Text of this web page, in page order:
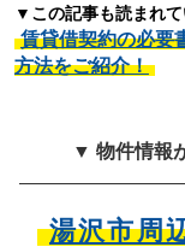
▼この記事も読まれ
賃貸借契約の必要
方法をご紹介！
▼ 物件情報
湯沢市周